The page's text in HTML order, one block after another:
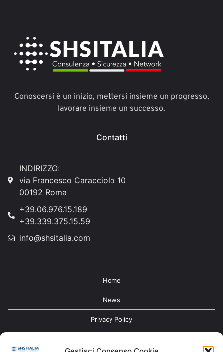
Conoscersi è un inizio, mettersi insieme un progresso,
lavorare insieme un successo.
Contatti
INDIRIZZO:
via Francesco Caracciolo 10
00192 Roma
+39.06.976.15.189
+39.339.375.15.59
info@shsitalia.com
Home
News
Privacy Policy